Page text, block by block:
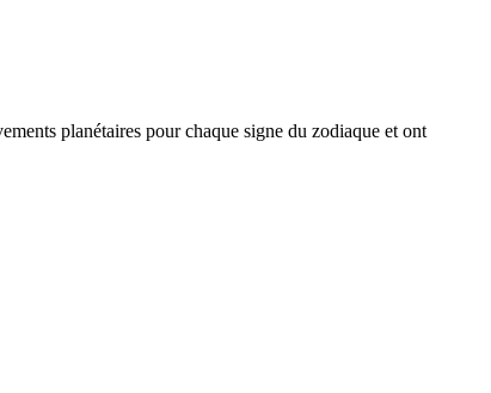
planétaires pour chaque signe du zodiaque et ont